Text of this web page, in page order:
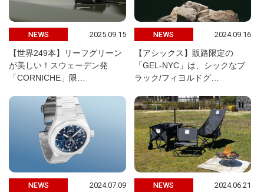
NEWS 2025.09.15
【世界249本】リーフグリーン
が美しい！スウェーデン発
「CORNICHE」限…
NEWS 2024.09.16
【アシックス】販路限定の
「GEL-NYC」は、シックなブ
ラック/フィヨルドグ…
NEWS 2024.07.09 NEWS 2024.06.21